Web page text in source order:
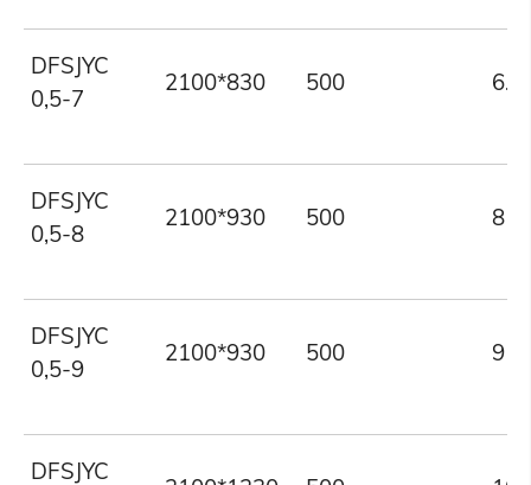
DFSJYC
0,5-7
2100*830 500 6.8
DFSJYC
0,5-8
2100*930 500 8
DFSJYC
0,5-9
2100*930 500 9
DFSJYC